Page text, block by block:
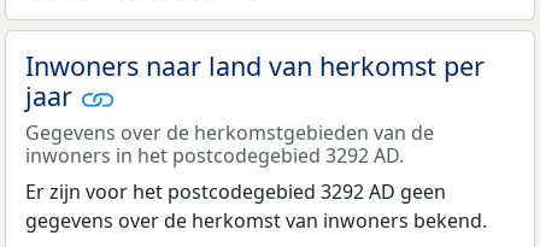
Inwoners naar land van herkomst per
jaar
Gegevens over de herkomstgebieden van de
inwoners in het postcodegebied 3292 AD.
Er zijn voor het postcodegebied 3292 AD geen
gegevens over de herkomst van inwoners bekend.